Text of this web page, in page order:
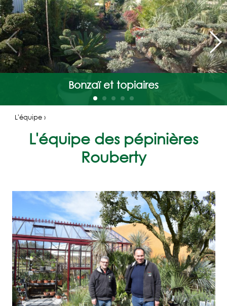
ACCUEIL
L'ÉQUIPE
CADEAU
LES
SERVICES
LES
ACTUALITÉS
LA
PRESSE
Bonzaï et topiaires
L'équipe ›
L'équipe des pépinières
Rouberty